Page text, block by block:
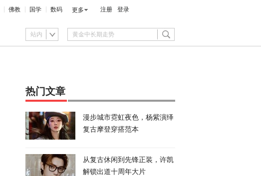
佛教 国学 数码 更多 注册 登录
站内
热门文章
漫步城市霓虹夜色，杨紫演绎
复古摩登穿搭范本
从复古休闲到先锋正装，许凯
解锁出道十周年大片